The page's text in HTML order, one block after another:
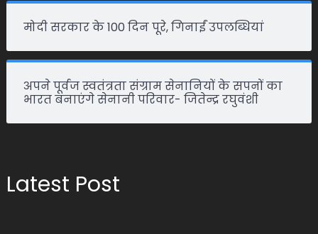
मोदी सरकार के 100 दिन पूरे, गिनाईं उपलब्धियां
अपने पूर्वज स्वतंत्रता संग्राम सेनानियों के सपनों का
भारत बनाएंगे सेनानी परिवार- जितेन्द्र रघुवंशी
Latest Post